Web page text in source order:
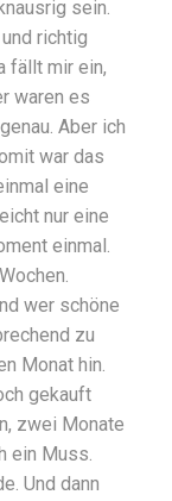
sein.
richtig
fällt mir ein,
waren es
Aber ich
war das
eine
nur eine
einmal.
wer schöne
zu
Monat hin.
gekauft
zwei Monate
ein Muss.
Und dann